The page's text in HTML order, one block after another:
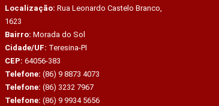
Localização: Rua Leonardo Castelo Branco,
1623
Bairro: Morada do Sol
Cidade/UF: Teresina-PI
CEP: 64056-383
Telefone: (86) 9 8873 4073
Telefone: (86) 3232 7967
Telefone: (86) 9 9934 5656